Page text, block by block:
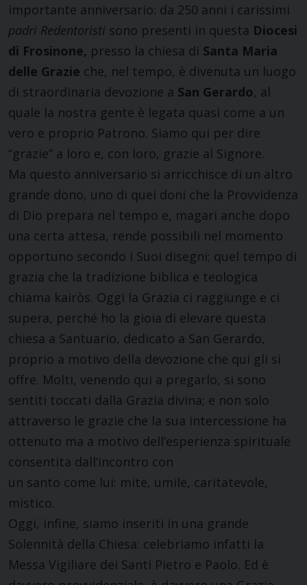
importante anniversario: da 250 anni i carissimi
padri Redentoristi sono presenti in questa Diocesi
di Frosinone, presso la chiesa di Santa Maria
delle Grazie che, nel tempo, è divenuta un luogo
di straordinaria devozione a San Gerardo, al
quale la nostra gente è legata quasi come a un
vero e proprio Patrono. Siamo qui per dire
“grazie” a loro e, con loro, grazie al Signore.
Ma questo anniversario si arricchisce di un altro
grande dono, uno di quei doni che la Provvidenza
di Dio prepara nel tempo e, magari anche dopo
una certa attesa, rende possibili nel momento
opportuno secondo i Suoi disegni; quel tempo di
grazia che la tradizione biblica e teologica
chiama kairòs. Oggi la Grazia ci raggiunge e ci
supera, perché ho la gioia di elevare questa
chiesa a Santuario, dedicato a San Gerardo,
proprio a motivo della devozione che qui gli si
offre. Molti, venendo qui a pregarlo, si sono
sentiti toccati dalla Grazia divina; e non solo
attraverso le grazie che la sua intercessione ha
ottenuto ma a motivo dell’esperienza spirituale
consentita dall’incontro con
un santo come lui: mite, umile, caritatevole,
mistico.
Oggi, infine, siamo inseriti in una grande
Solennità della Chiesa: celebriamo infatti la
Messa Vigiliare dei Santi Pietro e Paolo. Ed è